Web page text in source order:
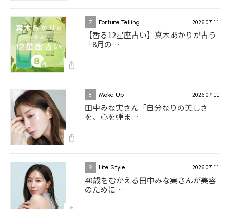
7 Fortune Telling 2026.07.11
【香る12星座占い】真木あかりが占う
「8月の…
8 Make Up 2026.07.11
田中みな実さん「自分なりの美しさ
を、心を弾ま…
9 Life Style 2026.07.11
40歳をむかえる田中みな実さんが美容
のために…